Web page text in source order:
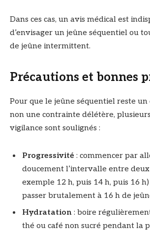
Dans ces cas, un avis médical est
d’envisager un jeûne séquentiel ou
de jeûne intermittent.
Précautions et bonnes
Pour que le jeûne séquentiel reste
non une contrainte délétère,
vigilance sont soulignés :
Progressivité : commencer par
doucement l’intervalle entre
exemple 12 h, puis 14 h, puis 16
passer brutalement à 16 h de
Hydratation : boire
thé ou café non sucré pendant la